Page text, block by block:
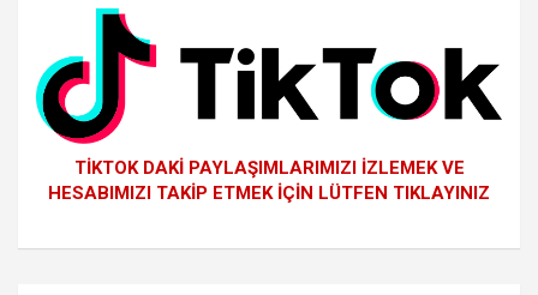
TİKTOK DAKİ PAYLAŞIMLARIMIZI İZLEMEK VE
HESABIMIZI TAKİP ETMEK İÇİN LÜTFEN TIKLAYINIZ